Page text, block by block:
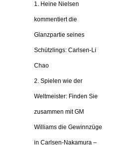
1. Heine Nielsen
kommentiert die
Glanzpartie seines
Schützlings: Carlsen-Li
Chao
2. Spielen wie der
Weltmeister: Finden Sie
zusammen mit GM
Williams die Gewinnzüge
in Carlsen-Nakamura –